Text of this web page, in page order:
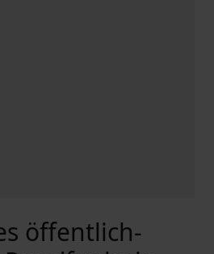
öffentlich-